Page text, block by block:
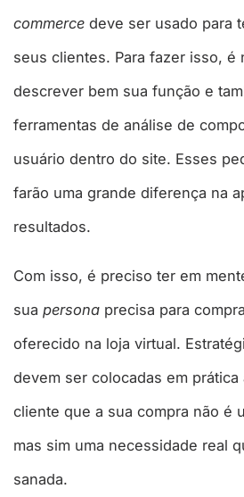
commerce deve ser usado para
seus clientes. Para fazer isso, é
descrever bem sua função e
ferramentas de análise de
usuário dentro do site. Esses
farão uma grande diferença na
resultados.
Com isso, é preciso ter em
sua persona precisa para
oferecido na loja virtual.
devem ser colocadas em
cliente que a sua compra não é
mas sim uma necessidade real
sanada.